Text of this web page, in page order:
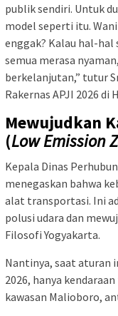
publik sendiri. Untuk
model seperti itu.
enggak? Kalau hal-
semua merasa
berkelanjutan,” tutur
Rakernas APJI 2026 di
Mewujudkan
(Low Emission
Kepala Dinas
menegaskan bahwa
alat transportasi. Ini
polusi udara dan
Filosofi Yogyakarta.
Nantinya, saat aturan
2026, hanya
kawasan Malioboro,